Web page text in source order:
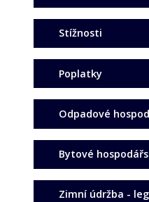
Stížnosti
Poplatky
Odpadové
Bytové
Zimní údržba -